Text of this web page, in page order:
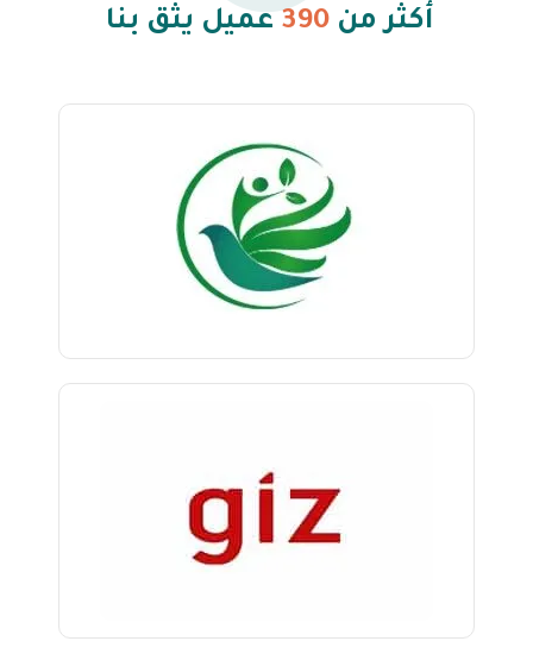
أكثر من 390 عميل يثق بنا